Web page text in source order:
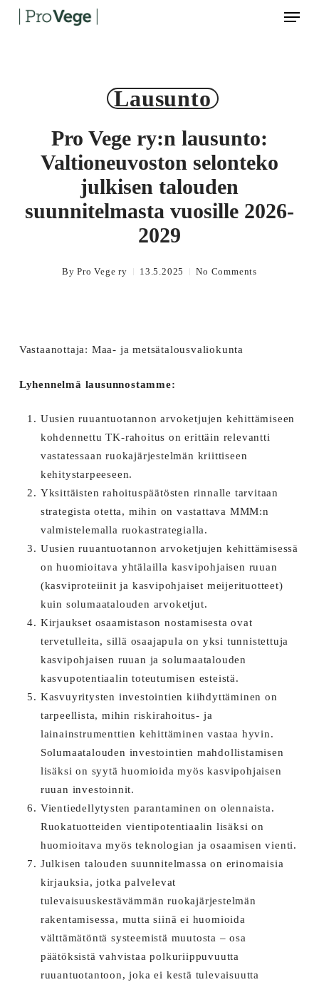
Skip
Menu
Lausunto
Pro Vege ry:n lausunto:
Valtioneuvoston selonteko
julkisen talouden
suunnitelmasta vuosille 2026-
2029
By Pro Vege ry 13.5.2025 No Comments
Vastaanottaja: Maa- ja metsätalousvaliokunta
Lyhennelmä lausunnostamme:
Uusien ruuantuotannon arvoketjujen kehittämiseen
kohdennettu TK-rahoitus on erittäin relevantti
vastatessaan ruokajärjestelmän kriittiseen
kehitystarpeeseen.
Yksittäisten rahoituspäätösten rinnalle tarvitaan
strategista otetta, mihin on vastattava MMM:n
valmistelemalla ruokastrategialla.
Uusien ruuantuotannon arvoketjujen kehittämisessä
on huomioitava yhtälailla kasvipohjaisen ruuan
(kasviproteiinit ja kasvipohjaiset meijerituotteet)
kuin solumaatalouden arvoketjut.
Kirjaukset osaamistason nostamisesta ovat
tervetulleita, sillä osaajapula on yksi tunnistettuja
kasvipohjaisen ruuan ja solumaatalouden
kasvupotentiaalin toteutumisen esteistä.
Kasvuyritysten investointien kiihdyttäminen on
tarpeellista, mihin riskirahoitus- ja
lainainstrumenttien kehittäminen vastaa hyvin.
Solumaatalouden investointien mahdollistamisen
lisäksi on syytä huomioida myös kasvipohjaisen
ruuan investoinnit.
Vientiedellytysten parantaminen on olennaista.
Ruokatuotteiden vientipotentiaalin lisäksi on
huomioitava myös teknologian ja osaamisen vienti.
Julkisen talouden suunnitelmassa on erinomaisia
kirjauksia, jotka palvelevat
tulevaisuuskestävämmän ruokajärjestelmän
rakentamisessa, mutta siinä ei huomioida
välttämätöntä systeemistä muutosta – osa
päätöksistä vahvistaa polkuriippuvuutta
ruuantuotantoon, joka ei kestä tulevaisuutta